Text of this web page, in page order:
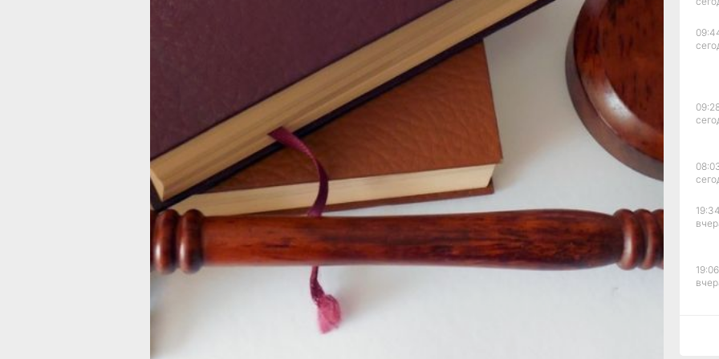
Прокурор Железнодорожного района
подал встречный иск к банку, указав,
что в силу возраста и состояния здоровья
пенсионерка не могла в полной мере
осознать условия договора. Суд встал
на сторону женщины, сохранив за ней
право собственности на квартиру.
Дополнительно прокуратура инициировала
процесс в Кемеровской области против
владельца счёта, на который поступили
деньги. Суд удовлетворил требование
о взыскании с него более 500 тысяч
рублей в качестве неосновательного
обогащения в пользу потерпевшей.
В ТЕМУ:
Пенсионерка из Хабаровского края
потеряла миллион в результате
мошенничества
ВКонтакте,